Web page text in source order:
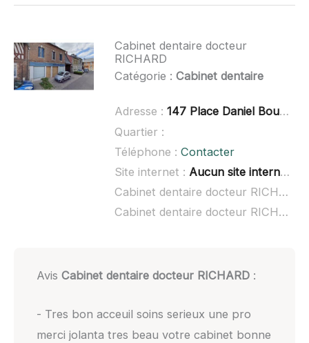
Cabinet dentaire docteur
RICHARD
Catégorie : Cabinet dentaire
Adresse : 147 Place Daniel Boucour, 76890 Val-de-Saâne
Quartier :
Téléphone : Contacter
Site internet : Aucun site internet connu
Cabinet dentaire docteur RICHARD à domicile :
Cabinet dentaire docteur RICHARD ouvert dimanche :
Avis Cabinet dentaire docteur RICHARD:
- Tres bon acceuil soins serieux une pro
merci jolanta tres beau votre cabinet bonne